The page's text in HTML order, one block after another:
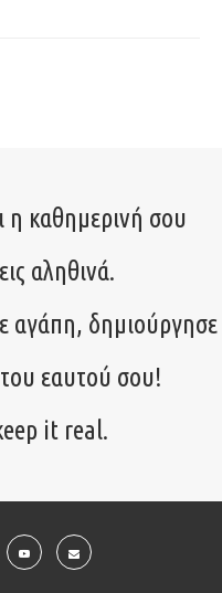
η καθημερινή σου
αληθινά.
αγάπη, δημιούργησε
εαυτού σου!
it real.